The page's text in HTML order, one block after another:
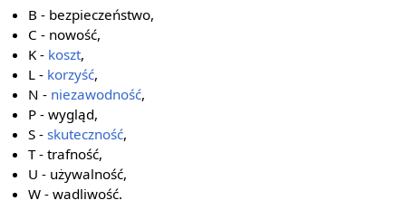
B - bezpieczeństwo,
C - nowość,
K - koszt,
L - korzyść,
N - niezawodność,
P - wygląd,
S -skuteczność,
T - trafność,
U - używalność,
W - wadliwość.